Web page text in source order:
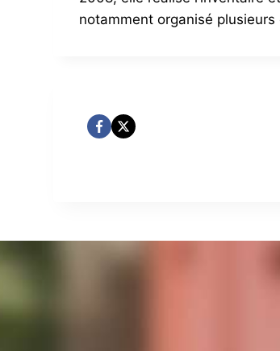
notamment organisé